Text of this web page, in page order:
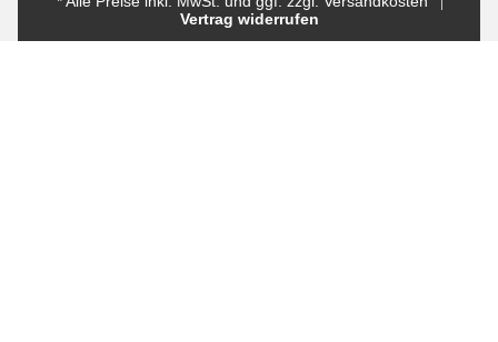
Vertrag widerrufen